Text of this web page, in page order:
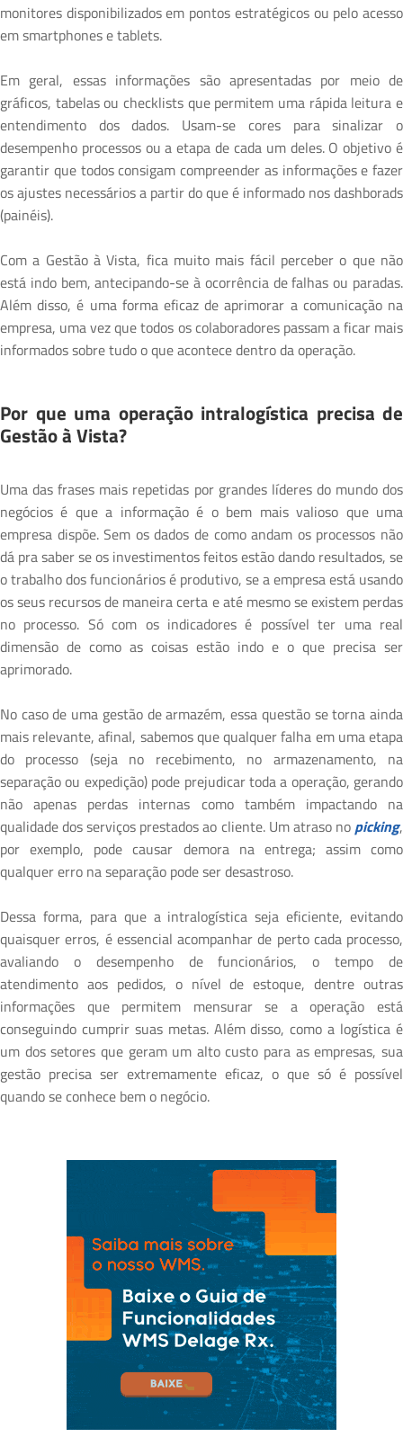
monitores disponibilizados em pontos estratégicos ou pelo acesso
em smartphones e tablets.
Em geral, essas informações são apresentadas por meio de
gráficos, tabelas ou checklists que permitem uma rápida leitura e
entendimento dos dados. Usam-se cores para sinalizar o
desempenho processos ou a etapa de cada um deles. O objetivo é
garantir que todos consigam compreender as informações e fazer
os ajustes necessários a partir do que é informado nos dashborads
(painéis).
Com a Gestão à Vista, fica muito mais fácil perceber o que não
está indo bem, antecipando-se à ocorrência de falhas ou paradas.
Além disso, é uma forma eficaz de aprimorar a comunicação na
empresa, uma vez que todos os colaboradores passam a ficar mais
informados sobre tudo o que acontece dentro da operação.
Por que uma operação intralogística precisa de
Gestão à Vista?
Uma das frases mais repetidas por grandes líderes do mundo dos
negócios é que a informação é o bem mais valioso que uma
empresa dispõe. Sem os dados de como andam os processos não
dá pra saber se os investimentos feitos estão dando resultados, se
o trabalho dos funcionários é produtivo, se a empresa está usando
os seus recursos de maneira certa e até mesmo se existem perdas
no processo. Só com os indicadores é possível ter uma real
dimensão de como as coisas estão indo e o que precisa ser
aprimorado.
No caso de uma gestão de armazém, essa questão se torna ainda
mais relevante, afinal, sabemos que qualquer falha em uma etapa
do processo (seja no recebimento, no armazenamento, na
separação ou expedição) pode prejudicar toda a operação, gerando
não apenas perdas internas como também impactando na
qualidade dos serviços prestados ao cliente. Um atraso nopicking,
por exemplo, pode causar demora na entrega; assim como
qualquer erro na separação pode ser desastroso.
Dessa forma, para que a intralogística seja eficiente, evitando
quaisquer erros, é essencial acompanhar de perto cada processo,
avaliando o desempenho de funcionários, o tempo de
atendimento aos pedidos, o nível de estoque, dentre outras
informações que permitem mensurar se a operação está
conseguindo cumprir suas metas. Além disso, como a logística é
um dos setores que geram um alto custo para as empresas, sua
gestão precisa ser extremamente eficaz, o que só é possível
quando se conhece bem o negócio.